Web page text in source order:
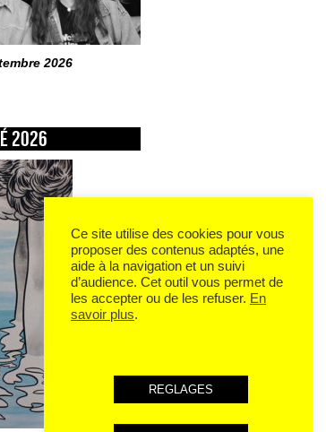
2026
2026
Ce site utilise des cookies pour vous
proposer des contenus adaptés, une
aide à la navigation et un suivi
d’audience. Cet outil vous permet de
les accepter ou de les refuser. En
savoir plus.
REGLAGES